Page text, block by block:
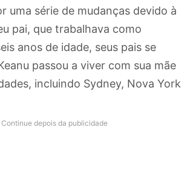
uma série de mudanças devido à
pai, que trabalhava como
anos de idade, seus pais se
passou a viver com sua mãe
incluindo Sydney, Nova York
Continue depois da publicidade